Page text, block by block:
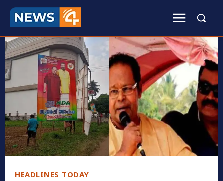
HEADLINES TODAY